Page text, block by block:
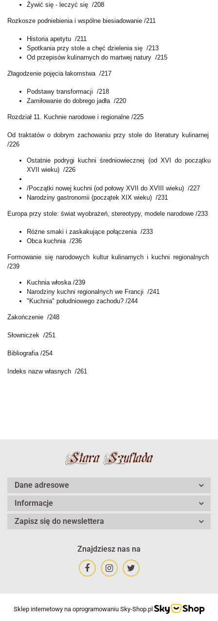
Żywić się - leczyć się /208
Rozkosze podniebienia i wspólne biesiadowanie /211
Historia apetytu /211
Spotkania przy stole a chęć dzielenia się /213
Od przepisów kulinarnych do martwej natury /215
Złagodzenie pojęcia łakomstwa /217
Podstawy transformacji /218
Zamiłowanie do dobrego jadła /220
Rozdział 11. Kuchnie narodowe i regionalne /225
Od traktatów o dobrym zachowaniu przy stole do literatury kulinarnej
/226
Ostatnie podrygi kuchni średniowiecznej (od XVI do początku
XVII wieku) /226
/Początki nowej kuchni (od połowy XVII do XVIII wieku) /227
Narodziny gastronomii (początek XIX wieku) /231
Europa przy stole: świat wyobrażeń, stereotypy, modele narodowe /233
Różne smaki i zaskakujące połączenia /233
Obca kuchnia /236
Formowanie się narodowych kultur kulinarnych i kuchni regionalnych
/239
Kuchnia włoska /239
Narodziny kuchni regionalnych we Francji /241
"Kuchnia" południowego zachodu? /244
Zakończenie /248
Słowniczek /251
Bibliografia /254
Indeks nazw własnych /261
Dane adresowe
Informacje
Zapisz się do newslettera
Znajdziesz nas na
Sklep internetowy na oprogramowaniu Sky-Shop.pl